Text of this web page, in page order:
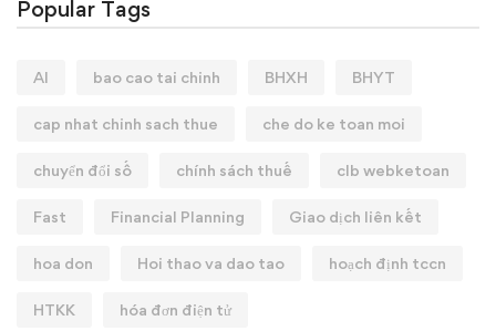
Popular Tags
AI bao cao tai chinh BHXH BHYT
cap nhat chinh sach thue che do ke toan moi
chuyển đổi số chính sách thuế clb webketoan
Fast Financial Planning Giao dịch liên kết
hoa don Hoi thao va dao tao hoạch định tccn
HTKK hóa đơn điện tử